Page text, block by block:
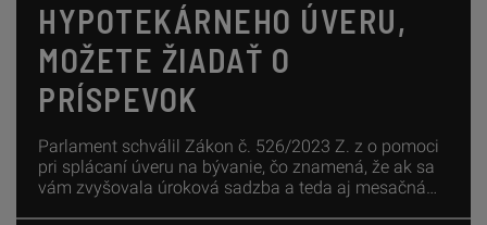
HYPOTEKÁRNEHO ÚVERU,
MOŽETE ŽIADAŤ O
PRÍSPEVOK
Parlament schválil Zákon č. 526/2023 Z. z o pomoci
pri splácaní úveru na bývanie, čo znamená, že ak sa
vám zvyšovala úroková sadzba a teda aj mesačná